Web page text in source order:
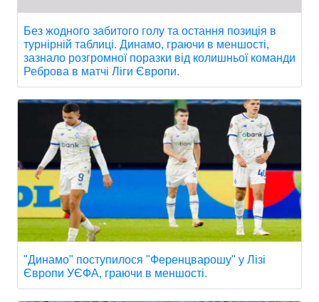
Без жодного забитого голу та остання позиція в
турнірній таблиці. Динамо, граючи в меншості,
зазнало розгромної поразки від колишньої команди
Реброва в матчі Ліги Європи.
"Динамо" поступилося "Ференцварошу" у Лізі
Європи УЄФА, граючи в меншості.